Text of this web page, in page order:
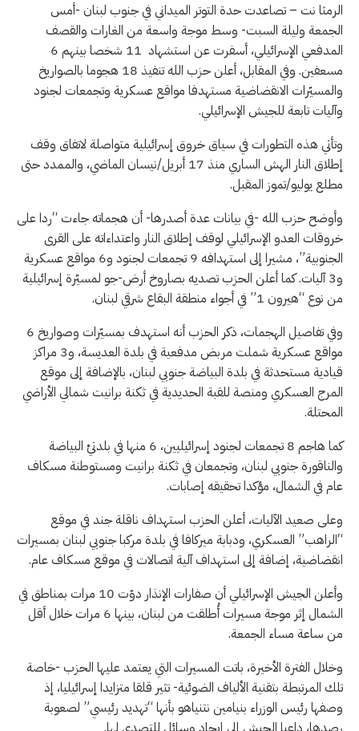
الرمثا نت – تصاعدت حدة التوتر الميداني في جنوب لبنان -أمس
الجمعة وليلة السبت- وسط موجة واسعة من الغارات والقصف
المدفعي الإسرائيلي، أسفرت عن استشهاد 11 شخصا بينهم 6
مسعفين. وفي المقابل، أعلن حزب الله تنفيذ 18 هجوما بالصواريخ
والمسيّرات الانقضاضية مستهدفا مواقع عسكرية وتجمعات لجنود
وآليات تابعة للجيش الإسرائيلي.
وتأتي هذه التطورات في سياق خروق إسرائيلية متواصلة لاتفاق وقف
إطلاق النار الهش الساري منذ 17 أبريل/نيسان الماضي، والممدد حتى
مطلع يوليو/تموز المقبل.
وأوضح حزب الله -في بيانات عدة أصدرها- أن هجماته جاءت “ردا على
خروقات العدو الإسرائيلي لوقف إطلاق النار واعتداءاته على القرى
الجنوبية”، مشيرا إلى استهدافه 9 تجمعات لجنود و6 مواقع عسكرية
و3 آليات. كما أعلن الحزب تصديه بصاروخ أرض-جو لمسيّرة إسرائيلية
من نوع “هيرون 1” في أجواء منطقة البقاع شرقي لبنان.
وفي تفاصيل الهجمات، ذكر الحزب أنه استهدف بمسيّرات وصواريخ 6
مواقع عسكرية شملت مربض مدفعية في بلدة العديسة، و3 مراكز
قيادية مستحدثة في بلدة البياضة جنوبي لبنان، بالإضافة إلى موقع
المرج العسكري ومنصة للقبة الحديدية في ثكنة برانيت شمالي الأراضي
المحتلة.
كما هاجم 8 تجمعات لجنود إسرائيليين، 6 منها في بلدتيْ البياضة
والناقورة جنوبي لبنان، وتجمعان في ثكنة برانيت ومستوطنة مسكاف
عام في الشمال، مؤكدا تحقيقه إصابات.
وعلى صعيد الآليات، أعلن الحزب استهداف ناقلة جند في موقع
“الراهب” العسكري، ودبابة ميركافا في بلدة مركبا جنوبي لبنان بمسيرات
انقضاضية، إضافة إلى استهداف آلية اتصالات في موقع مسكاف عام.
وأعلن الجيش الإسرائيلي أن صفارات الإنذار دوّت 10 مرات بمناطق في
الشمال إثر موجة مسيرات أُطلقت من لبنان، بينها 6 مرات خلال أقل
من ساعة مساء الجمعة.
وخلال الفترة الأخيرة، باتت المسيرات التي يعتمد عليها الحزب -خاصة
تلك المرتبطة بتقنية الألياف الضوئية- تثير قلقا متزايدا إسرائيليا، إذ
وصفها رئيس الوزراء بنيامين نتنياهو بأنها “تهديد رئيسي” لصعوبة